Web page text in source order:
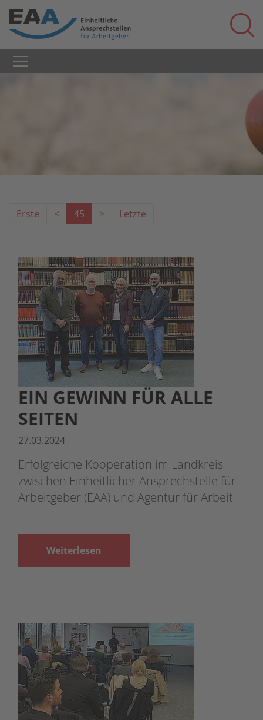
Erste < 45 > Letzte
EIN GEWINN FÜR ALLE
SEITEN
27.03.2024
Erfolgreiche Kooperation im Landkreis
zwischen Einheitlicher Ansprechstelle für
Arbeitgeber (EAA) und Agentur für Arbeit
Weiterlesen